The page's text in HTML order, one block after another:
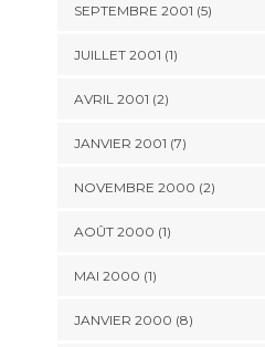
SEPTEMBRE 2001 (5)
JUILLET 2001 (1)
AVRIL 2001 (2)
JANVIER 2001 (7)
NOVEMBRE 2000 (2)
AOÛT 2000 (1)
MAI 2000 (1)
JANVIER 2000 (8)